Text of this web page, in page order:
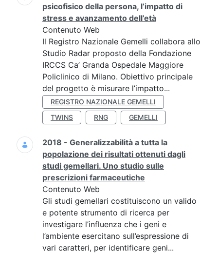
psicofisico della persona, l’impatto di
stress e avanzamento dell’età
Contenuto Web
Il Registro Nazionale Gemelli collabora allo
Studio Radar proposto della Fondazione
IRCCS Ca’ Granda Ospedale Maggiore
Policlinico di Milano. Obiettivo principale
del progetto è misurare l’impatto...
REGISTRO NAZIONALE GEMELLI
TWINS
RNG GEMELLI
2018 - Generalizzabilità a tutta la
popolazione dei risultati ottenuti dagli
studi gemellari. Uno studio sulle
prescrizioni farmaceutiche
Contenuto Web
Gli studi gemellari costituiscono un valido
e potente strumento di ricerca per
investigare l’influenza che i geni e
l’ambiente esercitano sull’espressione di
vari caratteri, per identificare geni...